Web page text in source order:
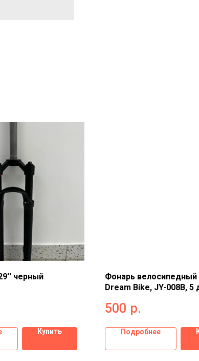
черный
Купить
Фонарь велосипедный
Dream Bike, JY-008B, 5
500 р.
Подробнее